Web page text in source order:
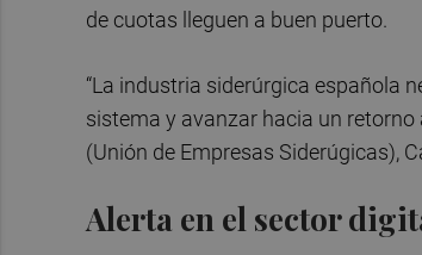
de cuotas lleguen a buen puerto.
“La industria siderúrgica española
sistema y avanzar hacia un retorno
(Unión de Empresas Siderúgicas),
Alerta en el sector